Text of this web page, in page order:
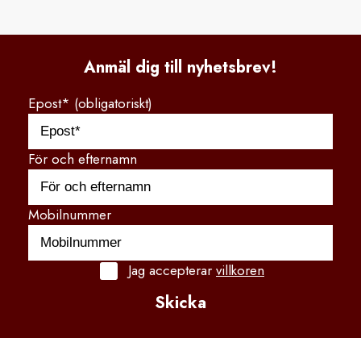
Anmäl dig till nyhetsbrev!
Epost* (obligatoriskt)
För och efternamn
Mobilnummer
Jag accepterar villkoren
Skicka